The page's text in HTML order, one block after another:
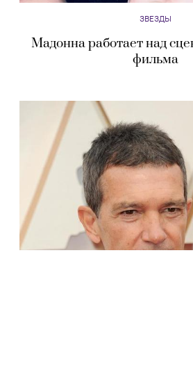
ЗВЕЗДЫ
Мадонна работает над
фильма